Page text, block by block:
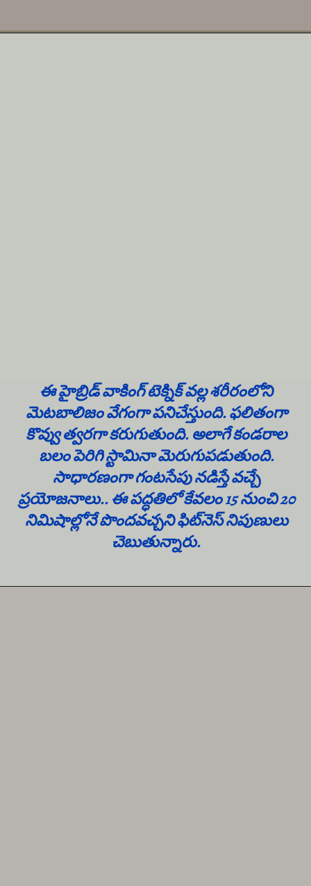
ఈ హైబ్రిడ్ వాకింగ్ టెక్నిక్ వల్ల శరీరంలోని
మెటబాలిజం వేగంగా పనిచేస్తుంది. ఫలితంగా
కొవ్వు త్వరగా కరుగుతుంది. అలాగే కండరాల
బలం పెరిగి స్టామినా మెరుగుపడుతుంది.
సాధారణంగా గంటసేపు నడిస్తే వచ్చే
ప్రయోజనాలు.. ఈ పద్ధతిలో కేవలం 15 నుంచి 20
నిమిషాల్లోనే పొందవచ్చని ఫిట్‌నెస్ నిపుణులు